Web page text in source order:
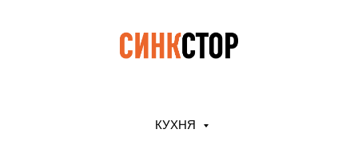
КУХНЯ